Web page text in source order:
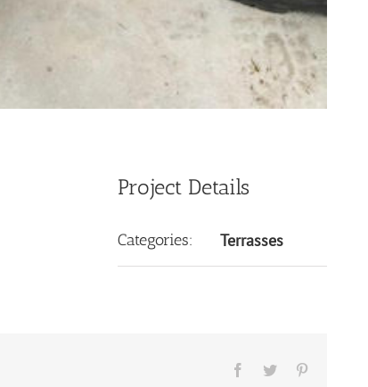
Project Details
Categories: Terrasses
Facebook
Twitter